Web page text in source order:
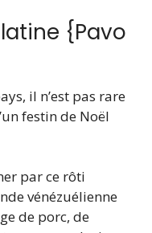
{Pavo
il n’est pas rare
festin de Noël
par ce rôti
vénézuélienne
de porc, de